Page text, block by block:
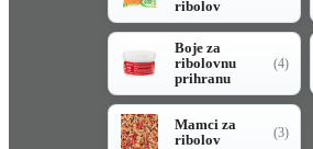
ribolov
Boje za
ribolovnu
prihranu
(4)
Mamci za
ribolov
(3)